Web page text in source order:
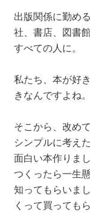
出版関係に勤め
社、書店、図書
すべての人に。
私たち、本が好
きなんですよね。
そこから、改め
シンプルに考え
面白い本作りまし
つくったら一生
知ってもらいま
くって買っても